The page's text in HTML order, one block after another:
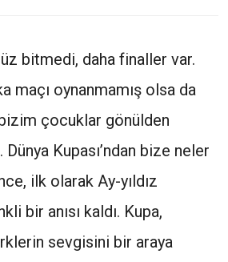
bitmedi, daha finaller var.
maçı oynanmamış olsa da
çocuklar gönülden
Kupası’ndan bize neler
ilk olarak Ay-yıldız
bir anısı kaldı. Kupa,
sevgisini bir araya